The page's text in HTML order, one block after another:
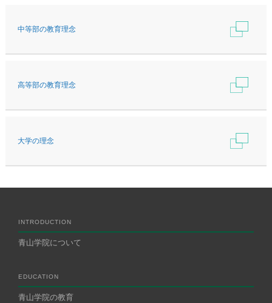
中等部の教育理念
高等部の教育理念
大学の理念
INTRODUCTION
青山学院について
EDUCATION
青山学院の教育